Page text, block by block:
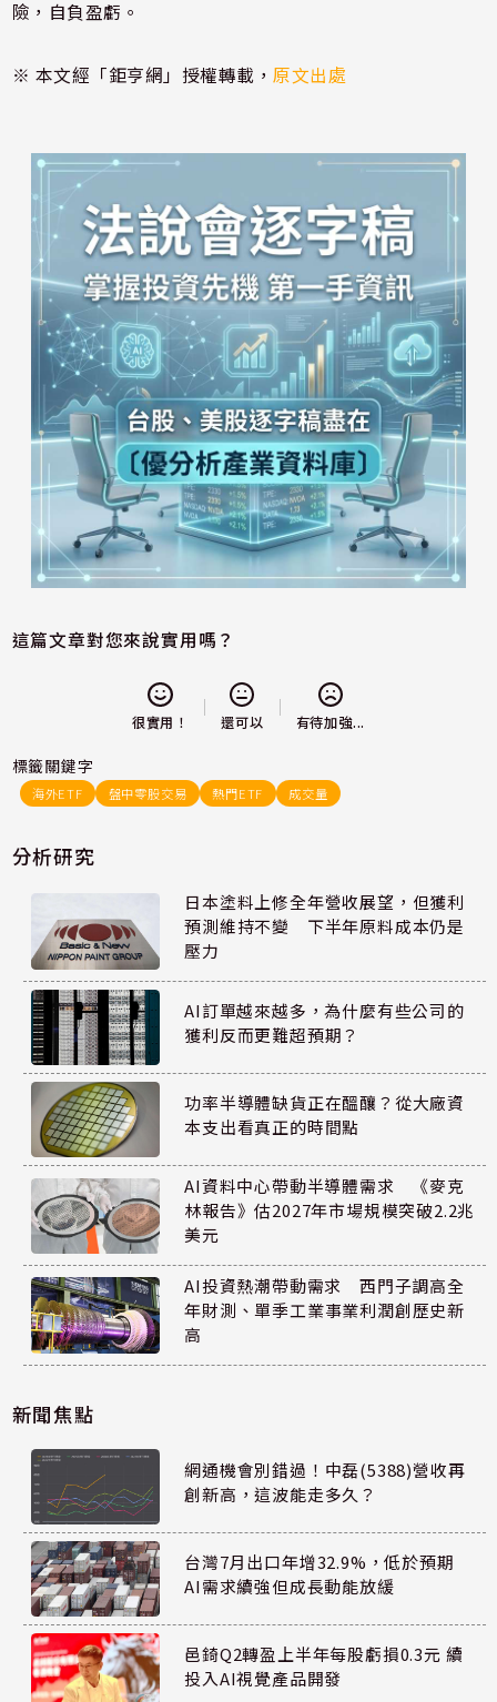
險，自負盈虧。
※ 本文經「鉅亨網」授權轉載，原文出處
這篇文章對您來說實用嗎？
很實用！ 還可以 有待加強...
標籤關鍵字
海外ETF 盤中零股交易 熱門ETF 成交量
分析研究
日本塗料上修全年營收展望，但獲利
預測維持不變 下半年原料成本仍是
壓力
AI訂單越來越多，為什麼有些公司的
獲利反而更難超預期？
功率半導體缺貨正在醞釀？從大廠資
本支出看真正的時間點
AI資料中心帶動半導體需求 《麥克
林報告》估2027年市場規模突破2.2兆
美元
AI投資熱潮帶動需求 西門子調高全
年財測、單季工業事業利潤創歷史新
高
新聞焦點
網通機會別錯過！中磊(5388)營收再
創新高，這波能走多久？
台灣7月出口年增32.9%，低於預期
AI需求續強但成長動能放緩
邑錡Q2轉盈上半年每股虧損0.3元 續
投入AI視覺產品開發